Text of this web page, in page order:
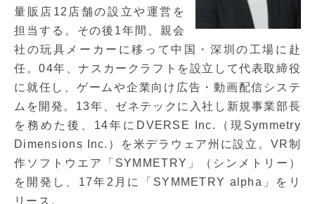
量販店12店舗の設立や運営を
担当する。その後1年間、親会
社の玩具メーカーに移って中国・深圳の工場に赴
任。04年、ナスカークラフトを設立して代表取締役
に就任し、ゲームや企業向け広告・動画配信システ
ムを開発。13年、ゼネテックに入社し新規事業部長
を務めた後、14年にDVERSE Inc.（現Symmetry
Dimensions Inc.）を米デラウェア州に設立。VR制
作ソフトウエア「SYMMETRY」（シンメトリー）
を開発し、17年2月に「SYMMETRY alpha」をリ
リース。